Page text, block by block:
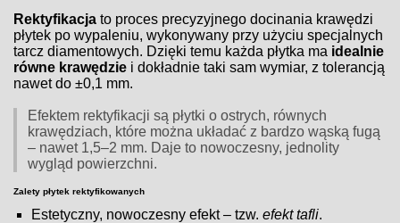
Rektyfikacja to proces precyzyjnego docinania krawędzi
płytek po wypaleniu, wykonywany przy użyciu specjalnych
tarcz diamentowych. Dzięki temu każda płytka ma idealnie
równe krawędzie i dokładnie taki sam wymiar, z tolerancją
nawet do ±0,1 mm.
Efektem rektyfikacji są płytki o ostrych, równych
krawędziach, które można układać z bardzo wąską fugą
– nawet 1,5–2 mm. Daje to nowoczesny, jednolity
wygląd powierzchni.
Zalety płytek rektyfikowanych
Estetyczny, nowoczesny efekt – tzw.efekt tafli.